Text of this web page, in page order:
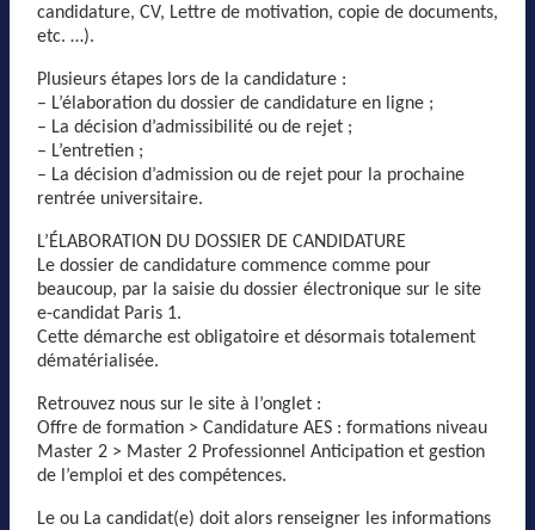
candidature, CV, Lettre de motivation, copie de documents,
etc. …).
Plusieurs étapes lors de la candidature :
– L’élaboration du dossier de candidature en ligne ;
– La décision d’admissibilité ou de rejet ;
– L’entretien ;
– La décision d’admission ou de rejet pour la prochaine
rentrée universitaire.
L’ÉLABORATION DU DOSSIER DE CANDIDATURE
Le dossier de candidature commence comme pour
beaucoup, par la saisie du dossier électronique sur le site
e-candidat Paris 1.
Cette démarche est obligatoire et désormais totalement
dématérialisée.
Retrouvez nous sur le site à l’onglet :
Offre de formation > Candidature AES : formations niveau
Master 2 > Master 2 Professionnel Anticipation et gestion
de l’emploi et des compétences.
Le ou La candidat(e) doit alors renseigner les informations